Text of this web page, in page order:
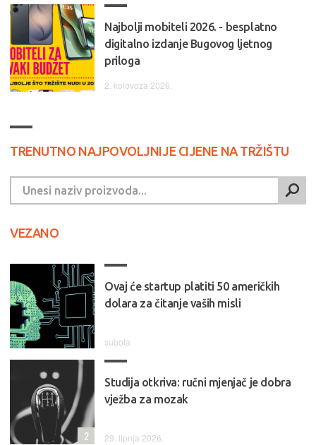
Najbolji mobiteli 2026. - besplatno
digitalno izdanje Bugovog ljetnog
priloga
2. kolovoza 2026.
TRENUTNO NAJPOVOLJNIJE CIJENE NA TRŽIŠTU
VEZANO
Ovaj će startup platiti 50 američkih
dolara za čitanje vaših misli
subota
Studija otkriva: ručni mjenjač je dobra
vježba za mozak
29. lipnja 2026.
2